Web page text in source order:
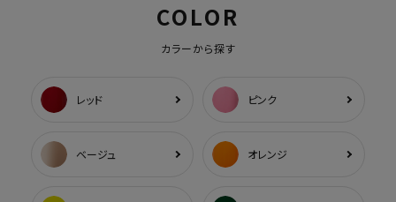
COLOR
カラーから探す
レッド ピンク
ベージュ オレンジ